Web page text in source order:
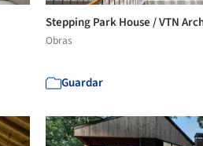
Stepping Park House / VTN
Obras
Guardar